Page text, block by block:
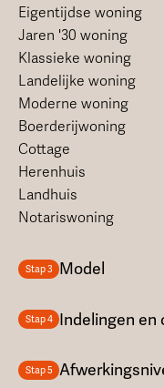
Eigentijdse woning
Jaren '30 woning
Klassieke woning
Landelijke woning
Moderne woning
Boerderijwoning
Cottage
Herenhuis
Landhuis
Notariswoning
Stap 3 Model
Stap 4 Indelingen en
Stap 5